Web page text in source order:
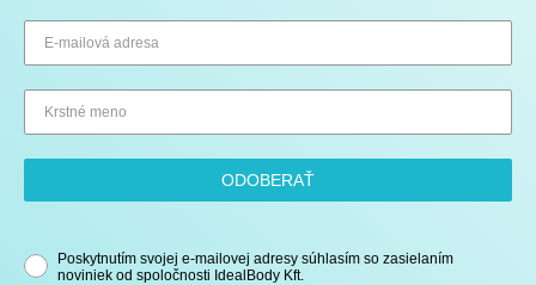
ODOBERAŤ
Poskytnutím svojej e-mailovej adresy súhlasím so zasielaním
noviniek od spoločnosti IdealBody Kft.